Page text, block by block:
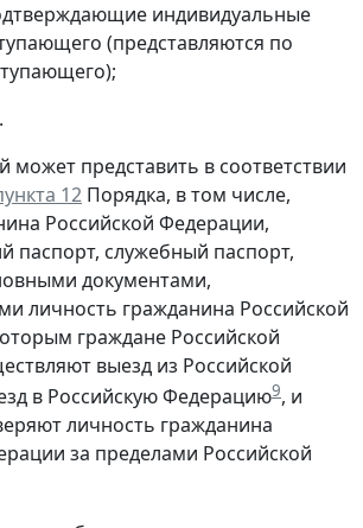
индивидуальные
(представляются по
представить в соответствии
12 Порядка, в том числе,
Российской Федерации,
паспорт, служебный паспорт,
документами,
личность гражданина Российской
граждане Российской
выезд из Российской
в Российскую Федерацию9, и
личность гражданина
за пределами Российской